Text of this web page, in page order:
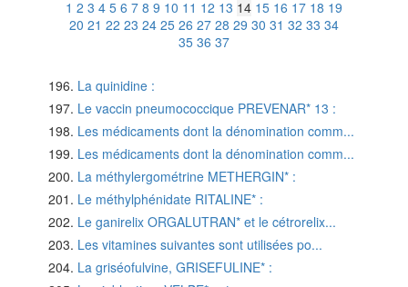
1 2 3 4 5 6 7 8 9 10 11 12 13 14 15 16 17 18 19
20 21 22 23 24 25 26 27 28 29 30 31 32 33 34
35 36 37
La quinidine :
Le vaccin pneumococcique PREVENAR* 13 :
Les médicaments dont la dénomination comm...
Les médicaments dont la dénomination comm...
La méthylergométrine METHERGIN* :
Le méthylphénidate RITALINE* :
Le ganirelix ORGALUTRAN* et le cétrorelix...
Les vitamines suivantes sont utilisées po...
La griséofulvine, GRISEFULINE* :